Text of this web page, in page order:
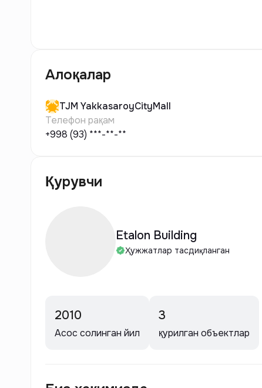
Алоқалар
TJM YakkasaroyCityMall
Телефон рақам
+998 (93) ***-**-**
Қурувчи
Etalon Building
Ҳужжатлар тасдиқланган
2010
Асос солинган йил
3
қурилган объектлар